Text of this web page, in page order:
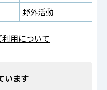
野外活動
用について
います